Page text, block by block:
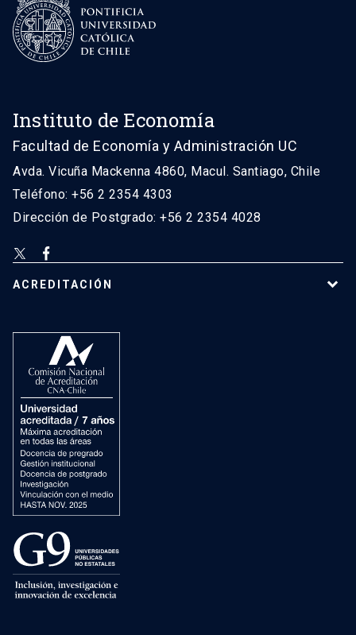
Instituto de Economía
Facultad de Economía y Administración UC
Avda. Vicuña Mackenna 4860, Macul. Santiago, Chile
Teléfono: +56 2 2354 4303
Dirección de Postgrado: +56 2 2354 4028
ACREDITACIÓN